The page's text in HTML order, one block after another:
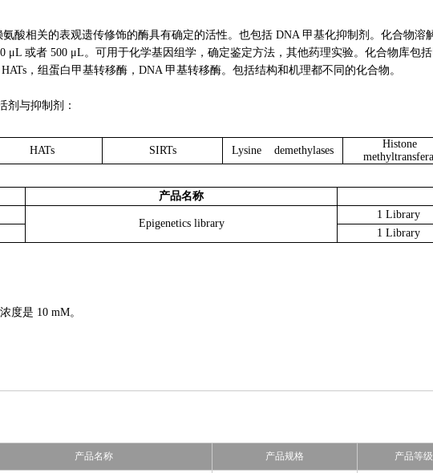
酸相关的表观遗传修饰的酶具有确定的活性。也包括 DNA 甲基化抑制剂。化合物溶
μL 或者 500 μL。可用于化学基因组学，确定鉴定方法，其他药理实验。化合物库包括
，组蛋白甲基转移酶，DNA 甲基转移酶。包括结构和机理都不同的化合物。
剂与抑制剂：
HATs SIRTs Lysine demethylases
Histone
产品名称
Epigenetics library
1 Library
1 Library
度是 10 mM。
产品名称 产品规格 产品等级